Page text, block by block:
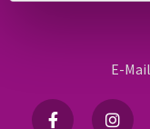
E-